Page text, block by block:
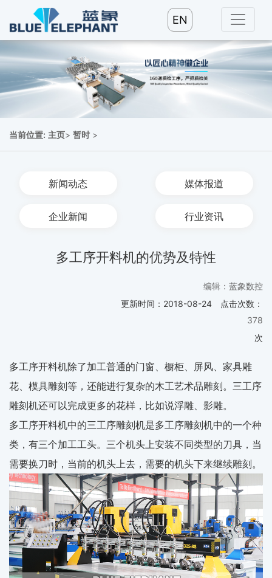
EN
当前位置: 主页> 暂时 >
新闻动态 媒体报道
企业新闻 行业资讯
多工序开料机的优势及特性
编辑：蓝象数控
更新时间： 2018-08-24
点击次数：
378
次
多工序开料机除了加工普通的门窗、橱柜、屏风、家具雕
花、模具雕刻等，还能进行复杂的木工艺术品雕刻。三工序
雕刻机还可以完成更多的花样，比如说浮雕、影雕。
多工序开料机中的三工序雕刻机是多工序雕刻机中的一个种
类，有三个加工工头。三个机头上安装不同类型的刀具，当
需要换刀时，当前的机头上去，需要的机头下来继续雕刻。